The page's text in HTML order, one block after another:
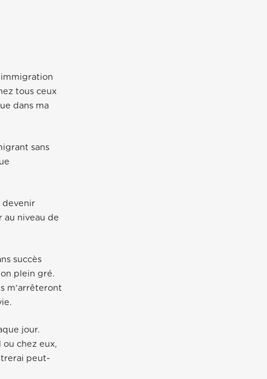
tous ceux
dans ma
sans
devenir
au niveau de
succès
plein gré.
m’arrêteront
jour.
chez eux,
peut-